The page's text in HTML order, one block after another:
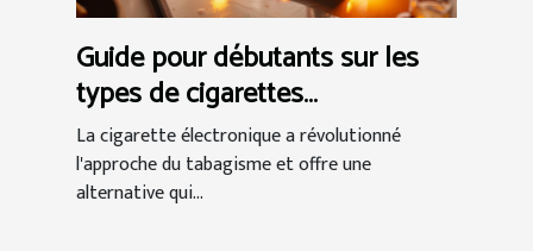
Guide pour débutants sur les
types de cigarettes
électroniques
La cigarette électronique a révolutionné
l'approche du tabagisme et offre une
alternative qui...